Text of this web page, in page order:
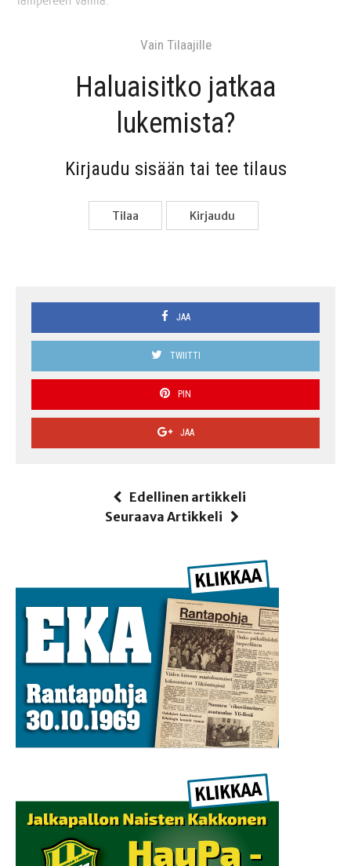
Vain Tilaa­jil­le
Haluai­sit­ko jat­kaa
lukemista?
Kir­jau­du sisään tai tee tilaus
Tilaa Kir­jau­du
JAA
TWIITTI
PIN
JAA
Edellinen artikkeli
Seuraava Artikkeli